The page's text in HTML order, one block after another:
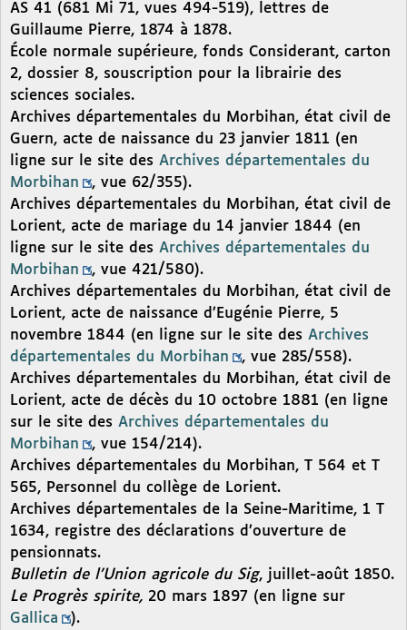
AS 41 (681 Mi 71, vues 494-519), lettres de
Guillaume Pierre, 1874 à 1878.
École normale supérieure, fonds Considerant, carton
2, dossier 8, souscription pour la librairie des
sciences sociales.
Archives départementales du Morbihan, état civil de
Guern, acte de naissance du 23 janvier 1811 (en
ligne sur le site des Archives départementales du
Morbihan
, vue 62/355).
Archives départementales du Morbihan, état civil de
Lorient, acte de mariage du 14 janvier 1844 (en
ligne sur le site des Archives départementales du
Morbihan
, vue 421/580).
Archives départementales du Morbihan, état civil de
Lorient, acte de naissance d’Eugénie Pierre, 5
novembre 1844 (en ligne sur le site des Archives
départementales du Morbihan
, vue 285/558).
Archives départementales du Morbihan, état civil de
Lorient, acte de décès du 10 octobre 1881 (en ligne
sur le site des Archives départementales du
Morbihan
, vue 154/214).
Archives départementales du Morbihan, T 564 et T
565, Personnel du collège de Lorient.
Archives départementales de la Seine-Maritime, 1 T
1634, registre des déclarations d’ouverture de
pensionnats.
Bulletin de l’Union agricole du Sig, juillet-août 1850.
Le Progrès spirite, 20 mars 1897 (en ligne sur
Gallica
).